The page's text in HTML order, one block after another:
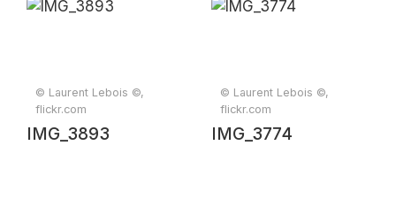
© Laurent Lebois ©,
flickr.com
IMG_3893
© Laurent Lebois ©,
flickr.com
IMG_3774